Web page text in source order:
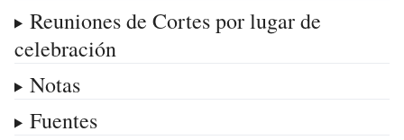
Reuniones de Cortes por lugar de
celebración
Notas
Fuentes